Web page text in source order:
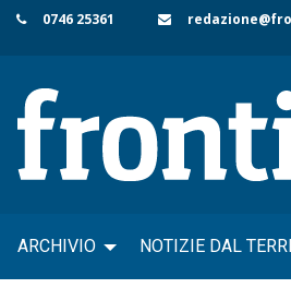
Skip
content
0746 25361
ARCHIVIO NOTIZIE DAL